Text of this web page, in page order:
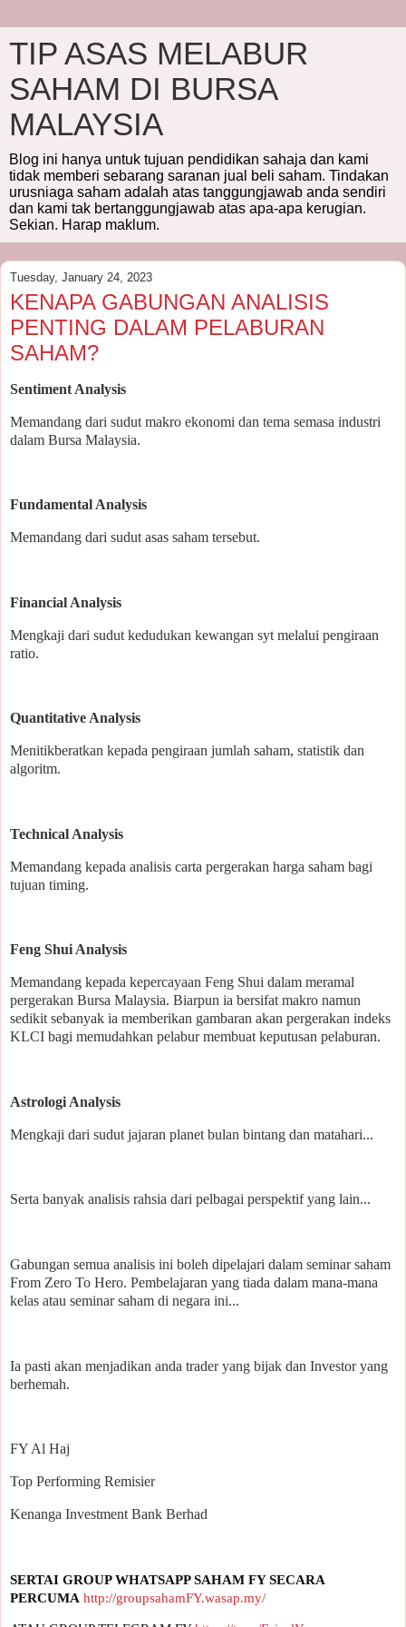
TIP ASAS MELABUR
SAHAM DI BURSA
MALAYSIA
Blog ini hanya untuk tujuan pendidikan sahaja dan kami
tidak memberi sebarang saranan jual beli saham. Tindakan
urusniaga saham adalah atas tanggungjawab anda sendiri
dan kami tak bertanggungjawab atas apa-apa kerugian.
Sekian. Harap maklum.
Tuesday, January 24, 2023
KENAPA GABUNGAN ANALISIS
PENTING DALAM PELABURAN
SAHAM?
Sentiment Analysis
Memandang dari sudut makro ekonomi dan tema semasa industri
dalam Bursa Malaysia.
Fundamental Analysis
Memandang dari sudut asas saham tersebut.
Financial Analysis
Mengkaji dari sudut kedudukan kewangan syt melalui pengiraan
ratio.
Quantitative Analysis
Menitikberatkan kepada pengiraan jumlah saham, statistik dan
algoritm.
Technical Analysis
Memandang kepada analisis carta pergerakan harga saham bagi
tujuan timing.
Feng Shui Analysis
Memandang kepada kepercayaan Feng Shui dalam meramal
pergerakan Bursa Malaysia. Biarpun ia bersifat makro namun
sedikit sebanyak ia memberikan gambaran akan pergerakan indeks
KLCI bagi memudahkan pelabur membuat keputusan pelaburan.
Astrologi Analysis
Mengkaji dari sudut jajaran planet bulan bintang dan matahari...
Serta banyak analisis rahsia dari pelbagai perspektif yang lain...
Gabungan semua analisis ini boleh dipelajari dalam seminar saham
From Zero To Hero. Pembelajaran yang tiada dalam mana-mana
kelas atau seminar saham di negara ini...
Ia pasti akan menjadikan anda trader yang bijak dan Investor yang
berhemah.
FY Al Haj
Top Performing Remisier
Kenanga Investment Bank Berhad
SERTAI GROUP WHATSAPP SAHAM FY SECARA
PERCUMA http://groupsahamFY.wasap.my/